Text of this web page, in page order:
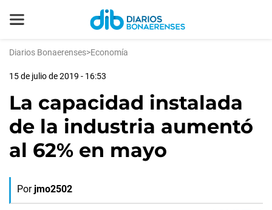
Diarios Bonaerenses>Economía
15 de julio de 2019 - 16:53
La capacidad instalada
de la industria aumentó
al 62% en mayo
Por jmo2502